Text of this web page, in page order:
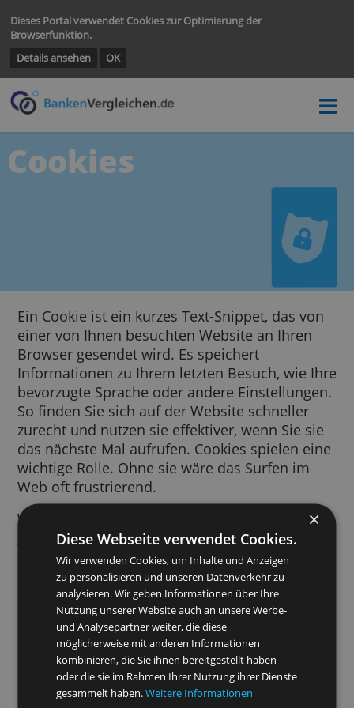
Dieses Portal verwendet Cookies zur Optimierung der
Browserfunktion.
Details ansehen OK
Cookies
Ein Cookie ist ein kurzes Text-Snippet, das
einer von Ihnen besuchten Website an
Browser gesendet wird. Es speichert
Informationen zu Ihrem letzten Besuch, wie
bevorzugte Sprache oder andere
So finden Sie sich auf der Website schneller
zurecht und nutzen sie effektiver, wenn Sie
das nächste Mal aufrufen. Cookies spielen
wichtige Rolle. Ohne sie wäre das Surfen im
Web oft frustrierend.
Wir verwenden Cookies für viele Zwecke.
greifen beispielsweise auf Cookies zurück,
Ihre SafeSearch-Einstellungen zu
Sie relevantere Anzeigen zu schalten,
Besucherzahlen pro Seite zu erfassen, Sie
der Anmeldung in unseren Diensten zu
Diese Webseite verwendet Cookies.
Wir verwenden Cookies, um Inhalte und Anzeigen
zu personalisieren und unseren Datenverkehr zu
analysieren. Wir geben Informationen über Ihre
Nutzung unserer Website auch an unsere Werbe-